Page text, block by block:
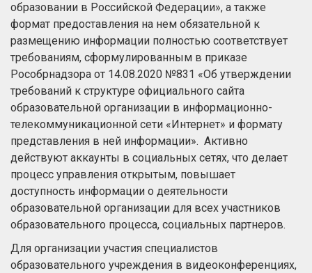
образовании в Российской Федерации», а также
формат предоставления на нем обязательной к
размещению информации полностью соответствует
требованиям, сформулированным в приказе
Рособрнадзора от 14.08.2020 №831 «Об утверждении
требований к структуре официального сайта
образовательной организации в информационно-
телекоммуникационной сети «Интернет» и формату
представления в ней информации». Активно
действуют аккаунты в социальных сетях, что делает
процесс управления открытым, повышает
доступность информации о деятельности
образовательной организации для всех участников
образовательного процесса, социальных партнеров.
Для организации участия специалистов
образовательного учреждения в видеоконференциях,